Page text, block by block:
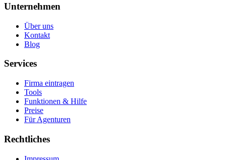
Unternehmen
Über uns
Kontakt
Blog
Services
Firma eintragen
Tools
Funktionen & Hilfe
Preise
Für Agenturen
Rechtliches